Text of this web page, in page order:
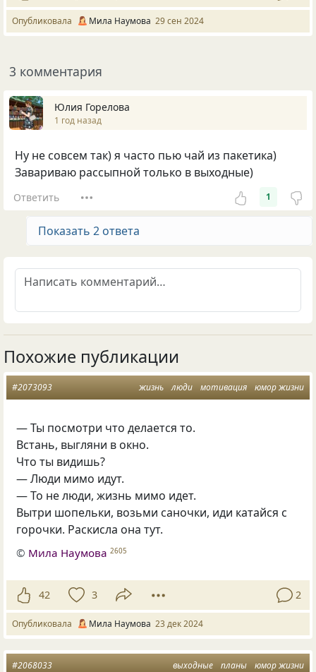
Опубликовала Мила Наумова 29 сен 2024
3 комментария
Юлия Горелова
1 год назад
Ну не совсем так) я часто пью чай из пакетика)
Завариваю рассыпной только в выходные)
Ответить 1
Показать 2 ответа
Похожие публикации
жизнь люди мотивация юмор жизни
#2073093
— Ты посмотри что делается то.
Встань, выгляни в окно.
Что ты видишь?
— Люди мимо идут.
— То не люди, жизнь мимо идет.
Вытри шопельки, возьми саночки, иди катайся с
горочки. Раскисла она тут.
© Мила Наумова 2605
42 3 2
Опубликовала Мила Наумова 23 дек 2024
выходные планы юмор жизни
#2068033